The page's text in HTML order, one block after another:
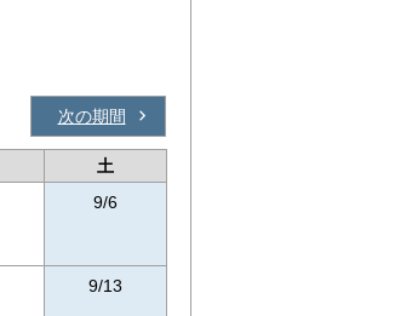
次の期間
土
9/6
9/13